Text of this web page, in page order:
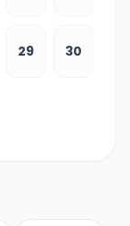
29 30